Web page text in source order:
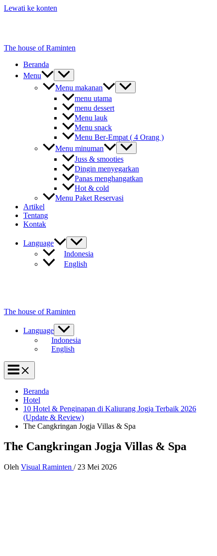
Lewati ke konten
The house of Raminten
Beranda
Menu
Menu makanan
menu utama
menu dessert
Menu lauk
Menu snack
Menu Ber-Empat ( 4 Orang )
Menu minuman
Juss & smooties
Dingin menyegarkan
Panas menghangatkan
Hot & cold
Menu Paket Reservasi
Artikel
Tentang
Kontak
Language
Indonesia
English
The house of Raminten
Language
Indonesia
English
Beranda
Hotel
10 Hotel & Penginapan di Kaliurang Jogja Terbaik 2026
(Update & Review)
The Cangkringan Jogja Villas & Spa
The Cangkringan Jogja Villas & Spa
Oleh Visual Raminten / 23 Mei 2026